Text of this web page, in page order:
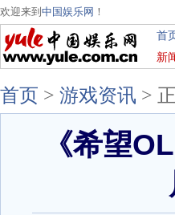
欢迎来到 中国娱乐网 ！
首
新
首页 > 游戏资讯 >
《希望